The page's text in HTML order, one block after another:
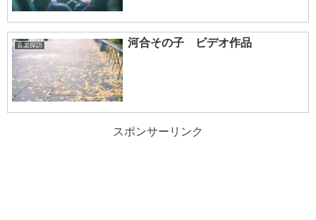
音楽探訪 河合その子 ビデオ作品
スポンサーリンク